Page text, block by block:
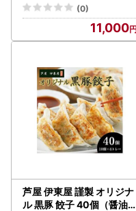
(0)
11,000
芦屋 伊東屋 謹製 オリジナ
ル 黒豚 餃子 40個（醤油・